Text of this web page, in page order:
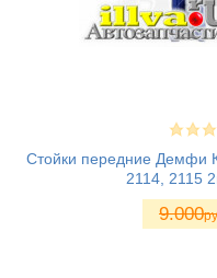
Стойки передние Демфи
2114, 2115
9.000